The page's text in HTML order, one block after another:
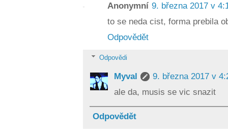
Anonymní 9. března 2017 v
to se neda cist, forma prebila
Odpovědět
Odpovědi
Myval
9. března 2017 v
ale da, musis se vic snazit
Odpovědět